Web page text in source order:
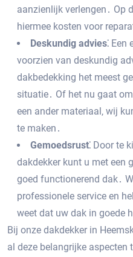
aanzienlijk verlengen․ Op
hiermee kosten voor
Deskundig advies⁚ Een
voorzien van deskundig
dakbedekking het meest
situatie․ Of het nu gaat
een ander materiaal‚ wij
te maken․
Gemoedsrust⁚ Door te
dakdekker kunt u met een
goed functionerend dak․
professionele service en
weet dat uw dak in goede
Bij onze dakdekker in
al deze belangrijke aspecten